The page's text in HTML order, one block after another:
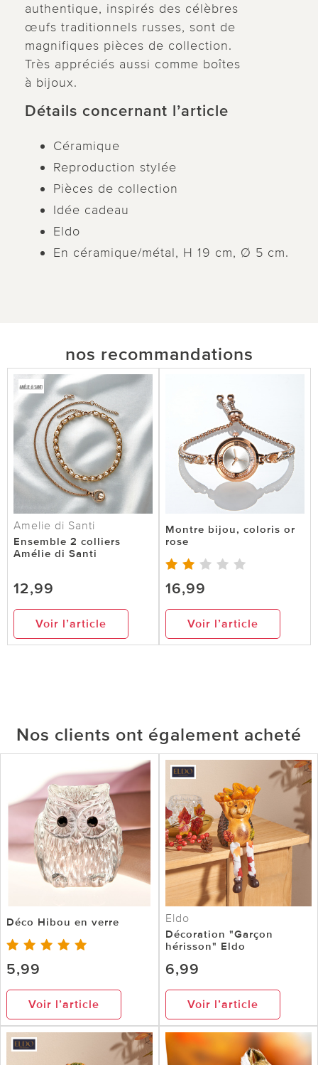
authentique, inspirés des célèbres
œufs traditionnels russes, sont de
magnifiques pièces de collection.
Très appréciés aussi comme boîtes
à bijoux.
Détails concernant l’article
Céramique
Reproduction stylée
Pièces de collection
Idée cadeau
Eldo
En céramique/métal, H 19 cm, Ø 5 cm.
nos recommandations
Amelie di Santi
Ensemble 2 colliers
Amélie di Santi
12,99
Voir l’article
Montre bijou, coloris or
rose
16,99
Voir l’article
Nos clients ont également acheté
Déco Hibou en verre
5,99
Voir l’article
Eldo
Décoration "Garçon
hérisson" Eldo
6,99
Voir l’article